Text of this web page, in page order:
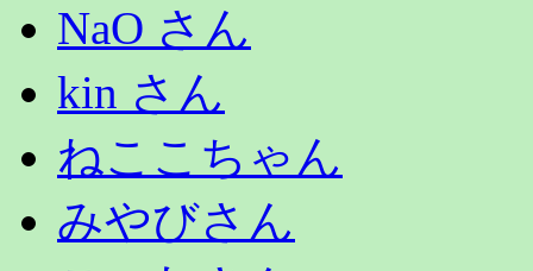
NaO さん
kin さん
ねここちゃん
みやびさん